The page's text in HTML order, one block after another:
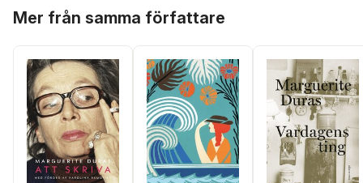
Mer från samma författare